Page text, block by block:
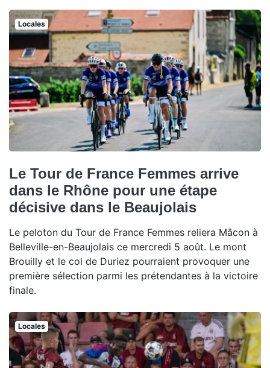
Locales
Le Tour de France Femmes arrive
dans le Rhône pour une étape
décisive dans le Beaujolais
Le peloton du Tour de France Femmes reliera Mâcon à
Belleville-en-Beaujolais ce mercredi 5 août. Le mont
Brouilly et le col de Duriez pourraient provoquer une
première sélection parmi les prétendantes à la victoire
finale.
Locales